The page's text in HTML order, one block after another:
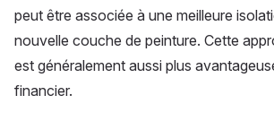
peut être associée à une meilleure
nouvelle couche de peinture. Cette
est généralement aussi plus
financier.